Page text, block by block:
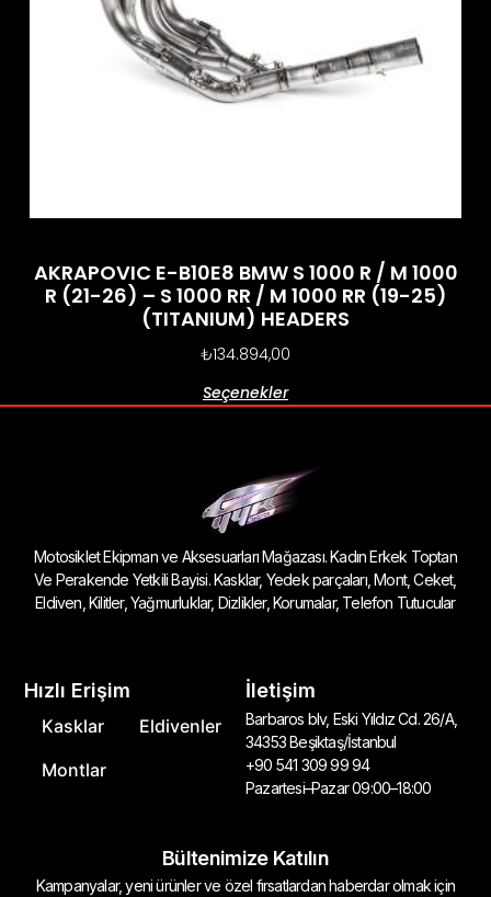
AKRAPOVIC E-B10E8 BMW S 1000 R / M 1000
R (21-26) – S 1000 RR / M 1000 RR (19-25)
(TITANIUM) HEADERS
₺134.894,00
Seçenekler
Motosiklet Ekipman ve Aksesuarları Mağazası. Kadın Erkek Toptan
Ve Perakende Yetkili Bayisi. Kasklar, Yedek parçaları, Mont, Ceket,
Eldiven, Kilitler, Yağmurluklar, Dizlikler, Korumalar, Telefon Tutucular
Hızlı Erişim
Kasklar
Eldivenler
Montlar
İletişim
Barbaros blv, Eski Yıldız Cd. 26/A,
34353 Beşiktaş/İstanbul
+90 541 309 99 94
Pazartesi–Pazar 09:00–18:00
Bültenimize Katılın
Kampanyalar, yeni ürünler ve özel fırsatlardan haberdar olmak için